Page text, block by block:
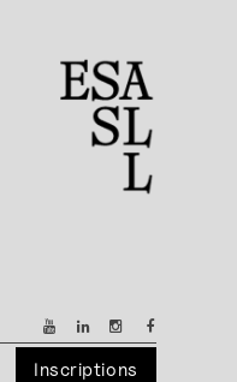
Inscriptions